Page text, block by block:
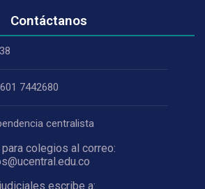
Contáctanos
7442680
centralista
colegios al correo:
escribe a: